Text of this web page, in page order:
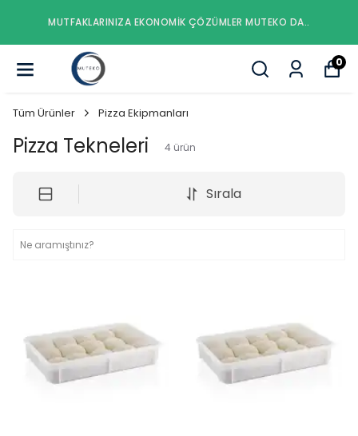
MUTFAKLARINIZA EKONOMIK ÇÖZÜMLER MUTEKO DA..
0
Tüm Ürünler Pizza Ekipmanları
Pizza Tekneleri 4 ürün
Sırala